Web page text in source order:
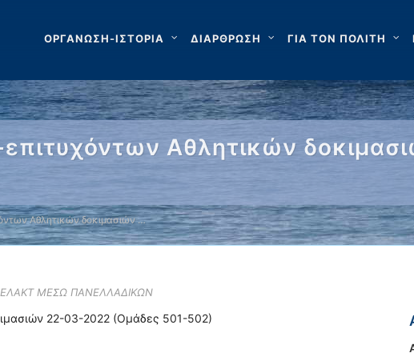
ΟΡΓΑΝΩΣΗ-ΙΣΤΟΡΙΑ ΔΙΑΡΘΡΩΣΗ ΓΙΑ ΤΟΝ ΠΟΛΙΤΗ
Αθλητικών
Αθλητικών δοκιμασιών …
ΕΛΑΚΤ ΜΕΣΩ ΠΑΝΕΛΛΑΔΙΚΩΝ
22-03-2022 (Ομάδες 501-502)